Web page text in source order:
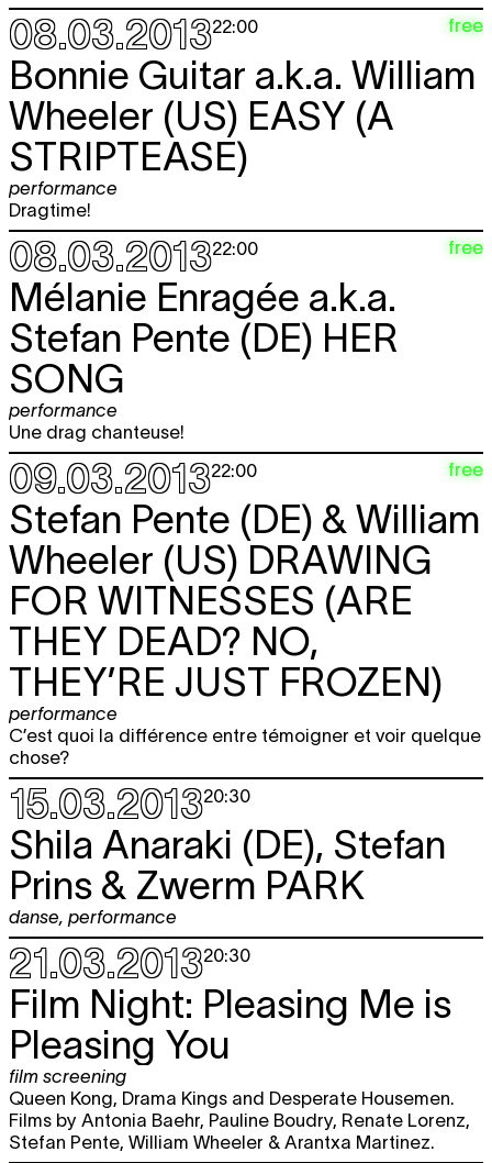
08.03.201322:00 free
Bonnie Guitar a.k.a. William
Wheeler (US) EASY (A
STRIPTEASE)
performance
Dragtime!
08.03.201322:00 free
Mélanie Enragée a.k.a.
Stefan Pente (DE) HER
SONG
performance
Une drag chanteuse!
09.03.201322:00 free
Stefan Pente (DE) & William
Wheeler (US) DRAWING
FOR WITNESSES (ARE
THEY DEAD? NO,
THEY’RE JUST FROZEN)
performance
C’est quoi la différence entre témoigner et voir quelque
chose?
15.03.201320:30
Shila Anaraki (DE), Stefan
Prins & Zwerm PARK
danse, performance
21.03.201320:30
Film Night: Pleasing Me is
Pleasing You
film screening
Queen Kong, Drama Kings and Desperate Housemen.
Films by Antonia Baehr, Pauline Boudry, Renate Lorenz,
Stefan Pente, William Wheeler & Arantxa Martinez.